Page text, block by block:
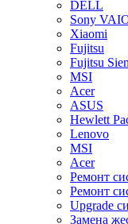
DELL
Sony
Xiaomi
Fujitsu
Fujitsu
MSI
Acer
ASUS
Hewlett
Lenovo
MSI
Acer
Ремонт
Ремонт
Upgrade
Замена